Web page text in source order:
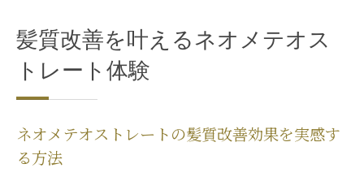
ネオメテオストレート施術後の髪の変化と
は
ネオメテオストレートで得られる自然な美
髪質改善を叶えるネオメテオス
トレート体験
ネオメテオストレートの髪質改善効果を実感す
る方法